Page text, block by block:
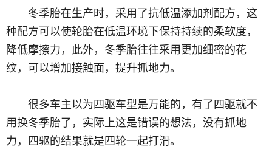
冬季胎在生产时，采用了抗低温添加剂配方，这
种配方可以使轮胎在低温环境下保持持续的柔软度，
降低摩擦力，此外，冬季胎往往采用更加细密的花
纹，可以增加接触面，提升抓地力。
很多车主以为四驱车型是万能的，有了四驱就不
用换冬季胎了，实际上这是错误的想法，没有抓地
力，四驱的结果就是四轮一起打滑。